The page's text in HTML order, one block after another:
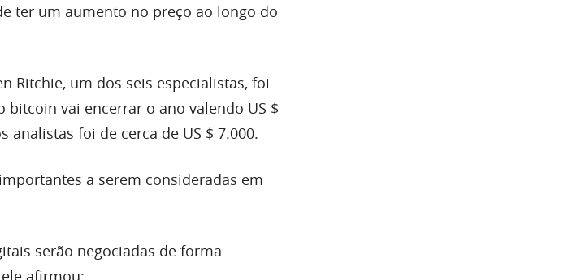
ter um aumento no preço ao longo do
Ritchie, um dos seis especialistas, foi
vai encerrar o ano valendo US $
analistas foi de cerca de US $ 7.000.
a serem consideradas em
serão negociadas de forma
afirmou: